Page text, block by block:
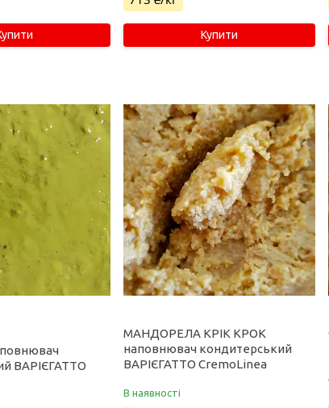
Купити
ВАРІЄГАТТО
МАНДОРЕЛА КРІК КРОК
наповнювач кондитерський
ВАРІЄГАТТО CremoLinea
В наявності